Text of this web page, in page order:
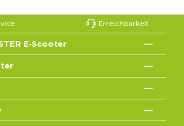
Erreichbarkeit
E‑Scooter